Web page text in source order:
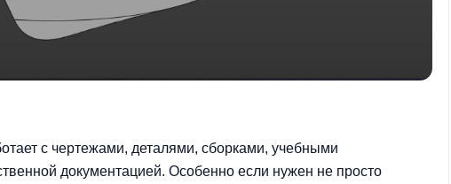
с чертежами, деталями, сборками, учебными
документацией. Особенно если нужен не просто